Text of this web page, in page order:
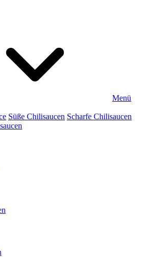
Menü
Süße Chilisaucen Scharfe Chilisaucen